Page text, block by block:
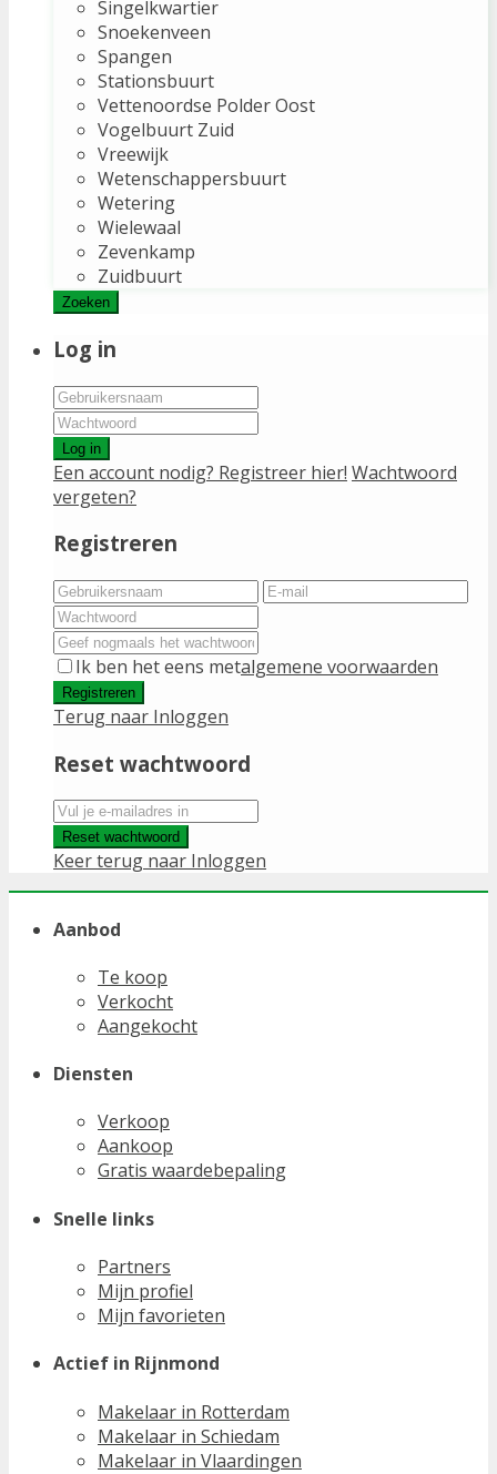
Singelkwartier
Snoekenveen
Spangen
Stationsbuurt
Vettenoordse Polder Oost
Vogelbuurt Zuid
Vreewijk
Wetenschappersbuurt
Wetering
Wielewaal
Zevenkamp
Zuidbuurt
Zoeken
Log in
Log in
Een account nodig? Registreer hier! Wachtwoord
vergeten?
Registreren
Ik ben het eens metalgemene voorwaarden
Registreren
Terug naar Inloggen
Reset wachtwoord
Reset wachtwoord
Keer terug naar Inloggen
Aanbod
Te koop
Verkocht
Aangekocht
Diensten
Verkoop
Aankoop
Gratis waardebepaling
Snelle links
Partners
Mijn profiel
Mijn favorieten
Actief in Rijnmond
Makelaar in Rotterdam
Makelaar in Schiedam
Makelaar in Vlaardingen